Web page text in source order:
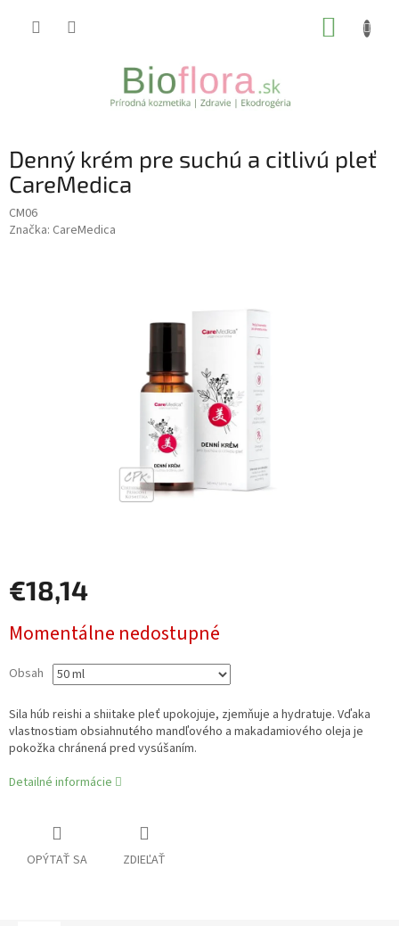
Denný krém pre suchú a citlivú pleť
CareMedica
CM06
Značka: CareMedica
€18,14
cena:
Momentálne nedostupné
Obsah
Sila húb reishi a shiitake pleť upokojuje, zjemňuje a hydratuje. Vďaka
vlastnostiam obsiahnutého mandľového a makadamiového oleja je
pokožka chránená pred vysúšaním.
Detailné informácie
OPÝTAŤ SA ZDIEĽAŤ